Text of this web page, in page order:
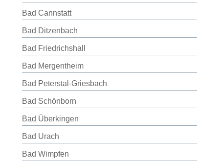
Bad Cannstatt
Bad Ditzenbach
Bad Friedrichshall
Bad Mergentheim
Bad Peterstal-Griesbach
Bad Schönborn
Bad Überkingen
Bad Urach
Bad Wimpfen